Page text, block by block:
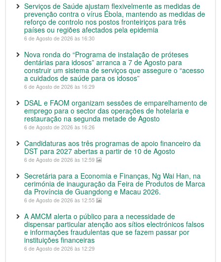
Serviços de Saúde ajustam flexivelmente as medidas de
prevenção contra o vírus Ébola, mantendo as medidas de
reforço de controlo nos postos fronteiriços para três
países ou regiões afectados pela epidemia
6 de Agosto de 2026 às 16:30
Nova ronda do “Programa de instalação de próteses
dentárias para idosos” arranca a 7 de Agosto para
construir um sistema de serviços que assegure o “acesso
a cuidados de saúde para os idosos”
6 de Agosto de 2026 às 16:29
DSAL e FAOM organizam sessões de emparelhamento de
emprego para o sector das operações de hotelaria e
restauração na segunda metade de Agosto
6 de Agosto de 2026 às 16:26
Candidaturas aos três programas de apoio financeiro da
DST para 2027 abertas a partir de 10 de Agosto
6 de Agosto de 2026 às 12:59
Secretária para a Economia e Finanças, Ng Wai Han, na
cerimónia de inauguração da Feira de Produtos de Marca
da Província de Guangdong e Macau 2026.
6 de Agosto de 2026 às 12:55
A AMCM alerta o público para a necessidade de
dispensar particular atenção aos sítios electrónicos falsos
e informações fraudulentas que se fazem passar por
instituições financeiras
6 de Agosto de 2026 às 12:29